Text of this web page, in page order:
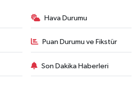
Hava Durumu
Puan Durumu ve Fikstür
Son Dakika Haberleri